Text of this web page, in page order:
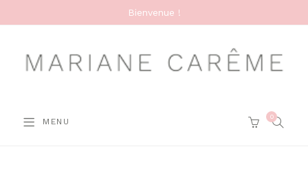
Bienvenue !
MENU
0